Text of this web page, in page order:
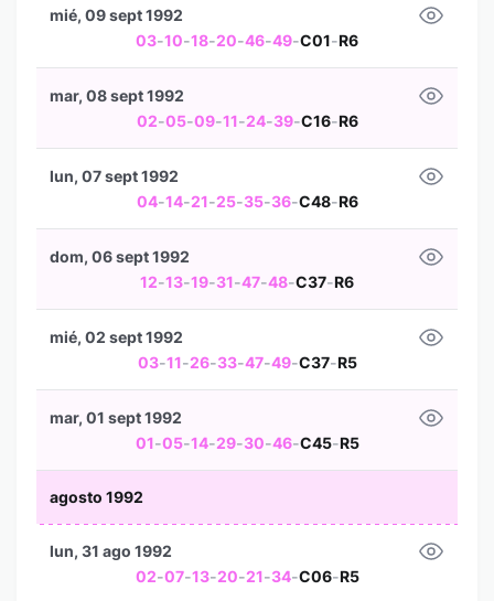
03-10-18-20-46-49-C01-R6
mié, 09 sept 1992
02-05-09-11-24-39-C16-R6
mar, 08 sept 1992
04-14-21-25-35-36-C48-R6
lun, 07 sept 1992
12-13-19-31-47-48-C37-R6
dom, 06 sept 1992
03-11-26-33-47-49-C37-R5
mié, 02 sept 1992
01-05-14-29-30-46-C45-R5
mar, 01 sept 1992
agosto 1992
02-07-13-20-21-34-C06-R5
lun, 31 ago 1992